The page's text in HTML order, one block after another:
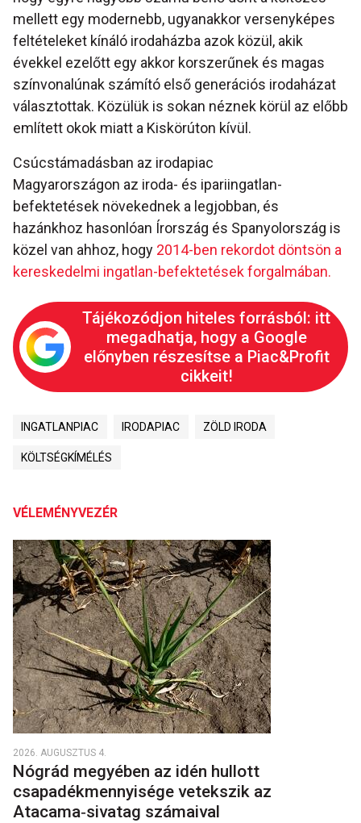
mellett egy modernebb, ugyanakkor versenyképes
feltételeket kínáló irodaházba azok közül, akik
évekkel ezelőtt egy akkor korszerűnek és magas
színvonalúnak számító első generációs irodaházat
választottak. Közülük is sokan néznek körül az előbb
említett okok miatt a Kiskörúton kívül.
Csúcstámadásban az irodapiac
Magyarországon az iroda- és ipariingatlan-
befektetések növekednek a legjobban, és
hazánkhoz hasonlóan Írország és Spanyolország is
közel van ahhoz, hogy 2014-ben rekordot döntsön a
kereskedelmi ingatlan-befektetések forgalmában.
Tájékozódjon hiteles forrásból: itt
megadhatja, hogy a Google
előnyben részesítse a Piac&Profit
cikkeit!
INGATLANPIAC IRODAPIAC ZÖLD IRODA
KÖLTSÉGKÍMÉLÉS
VÉLEMÉNYVEZÉR
2026. AUGUSZTUS 4.
Nógrád megyében az idén hullott
csapadékmennyisége vetekszik az
Atacama‑sivatag számaival